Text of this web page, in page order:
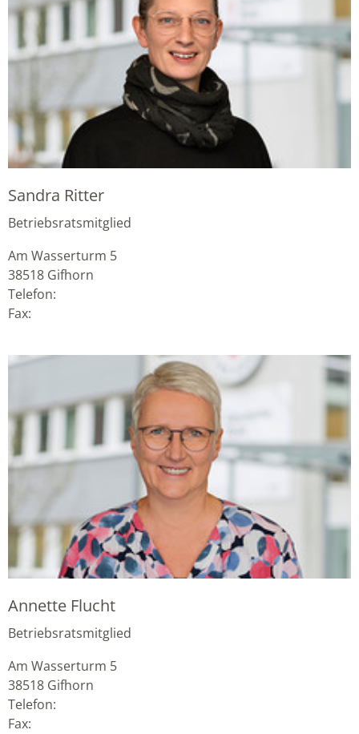
Sandra Ritter
Betriebsratsmitglied
Am Wasserturm 5
38518 Gifhorn
Telefon:
Fax:
Annette Flucht
Betriebsratsmitglied
Am Wasserturm 5
38518 Gifhorn
Telefon:
Fax: